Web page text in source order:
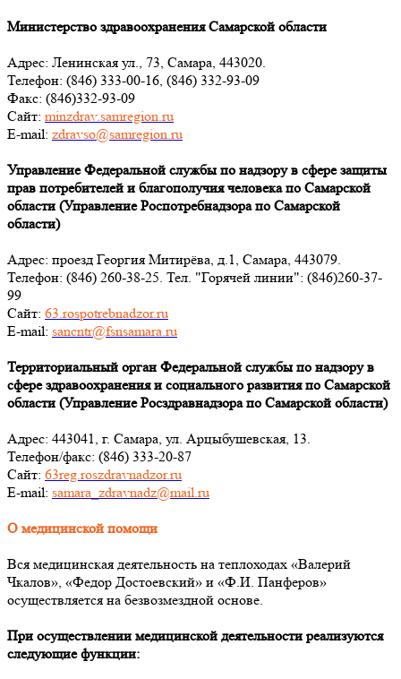
Министерство здравоохранения Самарской области
Адрес: Ленинская ул., 73, Самара, 443020.
Телефон: (846) 333-00-16, (846) 332-93-09
Факс: (846)332-93-09
Сайт: minzdrav.samregion.ru
E-mail: zdravso@samregion.ru
Управление Федеральной службы по надзору в сфере защиты
прав потребителей и благополучия человека по Самарской
области (Управление Роспотребнадзора по Самарской
области)
Адрес: проезд Георгия Митирёва, д.1, Самара, 443079.
Телефон: (846) 260-38-25. Тел. "Горячей линии": (846)260-37-
99
Сайт: 63.rospotrebnadzor.ru
E-mail: sancntr@fsnsamara.ru
Территориальный орган Федеральной службы по надзору в
сфере здравоохранения и социального развития по Самарской
области (Управление Росздравнадзора по Самарской области)
Адрес: 443041, г. Самара, ул. Арцыбушевская, 13.
Телефон/факс: (846) 333-20-87
Сайт: 63reg.roszdravnadzor.ru
E-mail: samara_zdravnadz@mail.ru
О медицинской помощи
Вся медицинская деятельность на теплоходах «Валерий
Чкалов», «Федор Достоевский» и «Ф.И. Панферов»
осуществляется на безвозмездной основе.
При осуществлении медицинской деятельности реализуются
следующие функции: